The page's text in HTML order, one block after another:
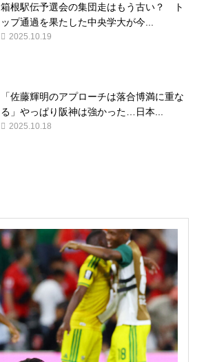
箱根駅伝予選会の集団走はもう古い？ ト
ップ通過を果たした中央学大が今...
2025.10.19
「佐藤輝明のアプローチは落合博満に重な
る」やっぱり阪神は強かった…日本...
2025.10.18